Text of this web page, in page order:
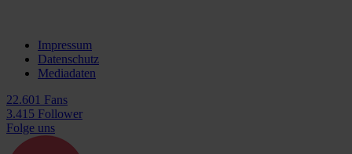
Impressum
Datenschutz
Mediadaten
22.601 Fans
3.415 Follower
Folge uns